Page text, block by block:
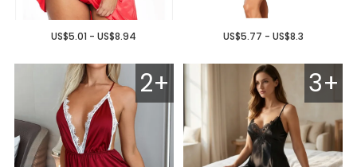
US$5.77 - US$8.3
US$5.01 - US$8.94
3+
2+